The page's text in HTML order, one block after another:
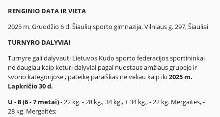
RENGINIO DATA IR VIETA
2025 m. Gruodžio 6 d. Šiaulių sporto gimnazija, Vilniaus g. 297, Šiauliai
TURNYRO DALYVIAI
Turnyre gali dalyvauti Lietuvos Kudo sporto federacijos sportininkai
ne daugiau kaip keturi dalyviai pagal nuostaus amžiaus grupeje ir
svorio kategorijose , pateikę paraiškas ne vėliau kaip iki2025 m.
Lapkričio 30 d.
U - 8 (6 - 7 metai)- 22 kg. - 28 kg., 34 kg., + 34 kg., - 22 kg. Mergaitės, -
28 kg. Mergaitės;